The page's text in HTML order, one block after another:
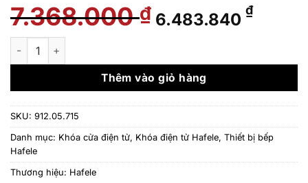
7.368.000₫ Giá
gốc
7.368.000 ₫.
6.483.840 ₫Giá
là:
Khóa cửa điện tử Hafele EL7200-TC 912.05.715 số lượng
Thêm vào giỏ hàng
SKU: 912.05.715
Danh mục: Khóa cửa điện tử, Khóa điện tử Hafele, Thiết bị bếp
Hafele
Thương hiệu: Hafele